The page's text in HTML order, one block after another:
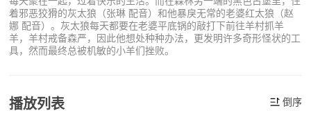
着邪恶狡猾的灰太狼（张琳 配音）和他暴戾无常的老婆红太狼（赵
娜 配音）。灰太狼每天都要在老婆平底锅的敲打下前往羊村抓羊
羊，羊村戒备森严，因此他想处种种办法，更发明许多奇形怪状的工
具，然而最终总被机敏的小羊们挫败。
播放列表 倒序